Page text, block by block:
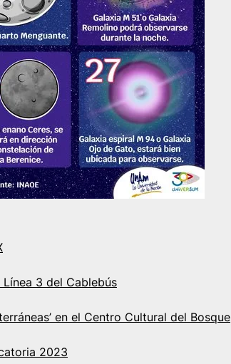
3 del Cablebús
en el Centro Cultural del Bosque
2023